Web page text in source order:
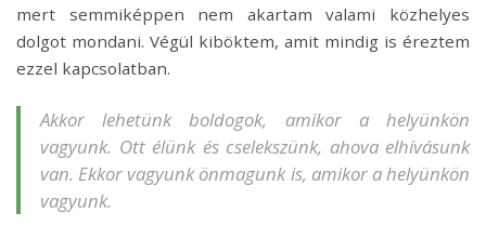
mert semmiképpen nem akartam valami közhelyes
dolgot mondani. Végül kiböktem, amit mindig is éreztem
ezzel kapcsolatban.
Akkor lehetünk boldogok, amikor a helyünkön
vagyunk. Ott élünk és cselekszünk, ahova elhívásunk
van. Ekkor vagyunk önmagunk is, amikor a helyünkön
vagyunk.